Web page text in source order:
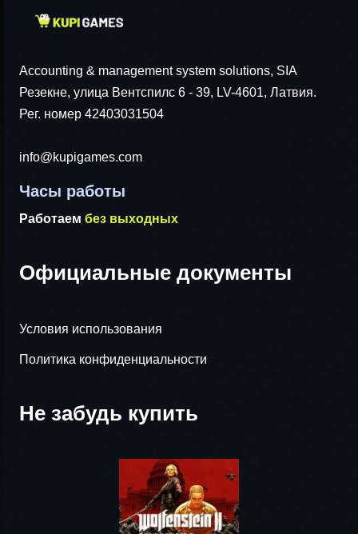
Accounting & management system solutions, SIA
Резекне, улица Вентспилс 6 - 39, LV-4601, Латвия.
Рег. номер 42403031504
info@kupigames.com
Часы работы
Работаем без выходных
Официальные документы
Условия использования
Политика конфиденциальности
Не забудь купить